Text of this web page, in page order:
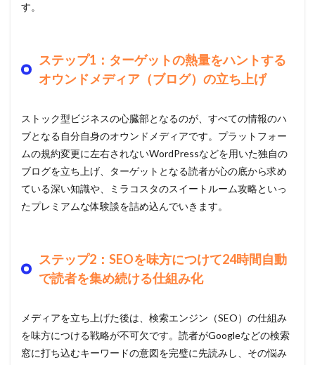
す。
ステップ1：ターゲットの熱量をハントする
オウンドメディア（ブログ）の立ち上げ
ストック型ビジネスの心臓部となるのが、すべての情報のハ
ブとなる自分自身のオウンドメディアです。プラットフォー
ムの規約変更に左右されないWordPressなどを用いた独自の
ブログを立ち上げ、ターゲットとなる読者が心の底から求め
ている深い知識や、ミラコスタのスイートルーム攻略といっ
たプレミアムな体験談を詰め込んでいきます。
ステップ2：SEOを味方につけて24時間自動
で読者を集め続ける仕組み化
メディアを立ち上げた後は、検索エンジン（SEO）の仕組み
を味方につける戦略が不可欠です。読者がGoogleなどの検索
窓に打ち込むキーワードの意図を完璧に先読みし、その悩み